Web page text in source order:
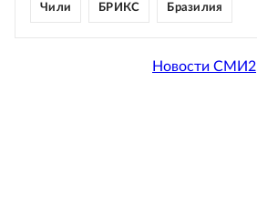
Чили БРИКС Бразилия
Новости СМИ2